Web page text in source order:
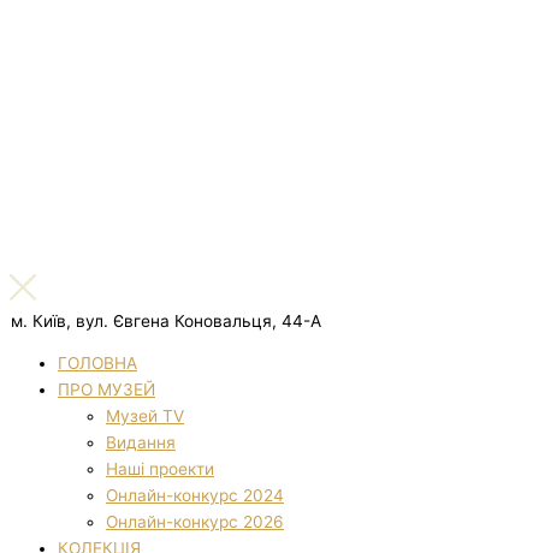
м. Київ, вул. Євгена Коновальця, 44-А
ГОЛОВНА
ПРО МУЗЕЙ
Музей TV
Видання
Наші проекти
Онлайн-конкурс 2024
Онлайн-конкурс 2026
КОЛЕКЦІЯ